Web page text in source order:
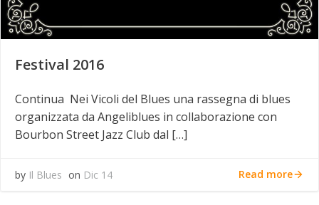
Festival 2016
Continua Nei Vicoli del Blues una rassegna di blues
organizzata da Angeliblues in collaborazione con
Bourbon Street Jazz Club dal […]
by Il Blues on Dic 14 Read more